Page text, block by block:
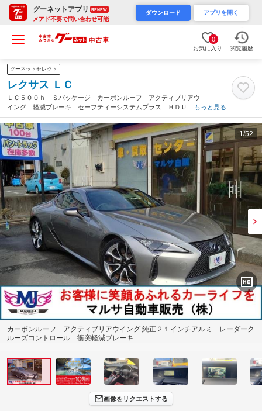
グーネットアプリ RENEW
メアド不要で問い合わせ可能
ダウンロード アプリを開く
0
お気に入り 閲覧履歴
グーネットセレクト
レクサス ＬＣ
ＬＣ５００ｈ Ｓパッケージ カーボンルーフ アクティブリアウ
イング 軽減ブレーキ セーフティーシステムプラス ＨＤＵ
マークレビンソン ２１インチアルミ ナビ フルセグＴＶ Ｂカ
メラ ＥＴＣ シートヒーター パドルシフト（静岡県）
もっと見る
1/52
カーボンルーフ アクティブリアウイング 純正２１インチアルミ レーダーク
ルーズコントロール 衝突軽減ブレーキ
画像をリクエストする